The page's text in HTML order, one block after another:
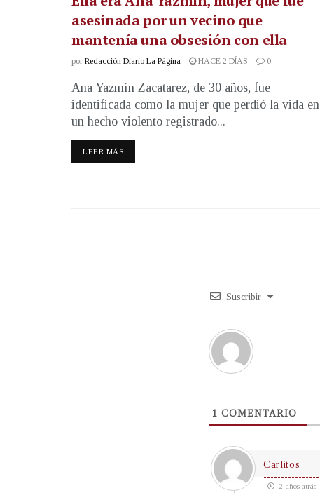
asesinada por un vecino que
mantenía una obsesión con ella
por Redacción Diario La Página HACE 2 DÍAS 0
Ana Yazmín Zacatarez, de 30 años, fue
identificada como la mujer que perdió la vida en
un hecho violento registrado...
LEER MÁS
Suscribir
1 COMENTARIO
Carlitos
2 años atrás